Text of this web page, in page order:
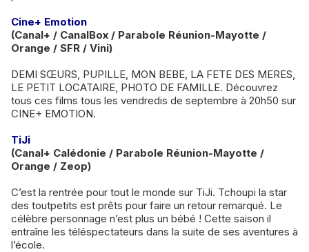
Cine+ Emotion
(Canal+ / CanalBox / Parabole Réunion-Mayotte /
Orange / SFR / Vini)
DEMI SŒURS, PUPILLE, MON BEBE, LA FETE DES MERES,
LE PETIT LOCATAIRE, PHOTO DE FAMILLE. Découvrez
tous ces films tous les vendredis de septembre à 20h50 sur
CINE+ EMOTION.
TiJi
(Canal+ Calédonie / Parabole Réunion-Mayotte /
Orange / Zeop)
C’est la rentrée pour tout le monde sur TiJi. Tchoupi la star
des toutpetits est prêts pour faire un retour remarqué. Le
célèbre personnage n’est plus un bébé ! Cette saison il
entraîne les téléspectateurs dans la suite de ses aventures à
l’école.